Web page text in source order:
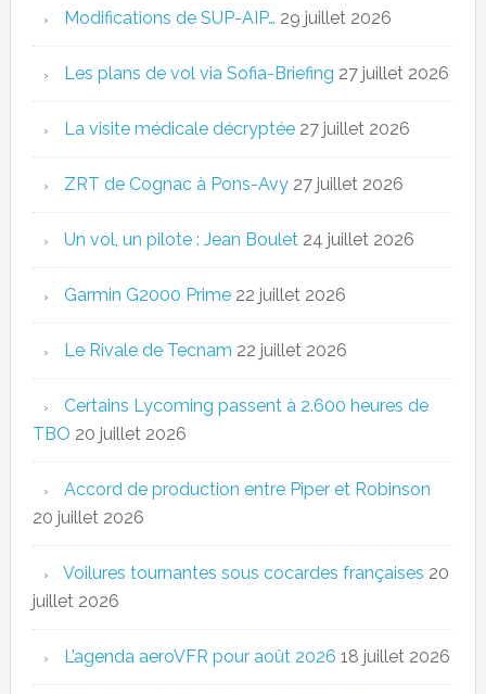
Modifications de SUP-AIP… 29 juillet 2026
Les plans de vol via Sofia-Briefing 27 juillet 2026
La visite médicale décryptée 27 juillet 2026
ZRT de Cognac à Pons-Avy 27 juillet 2026
Un vol, un pilote : Jean Boulet 24 juillet 2026
Garmin G2000 Prime 22 juillet 2026
Le Rivale de Tecnam 22 juillet 2026
Certains Lycoming passent à 2.600 heures de
TBO 20 juillet 2026
Accord de production entre Piper et Robinson
20 juillet 2026
Voilures tournantes sous cocardes françaises 20
juillet 2026
L’agenda aeroVFR pour août 2026 18 juillet 2026